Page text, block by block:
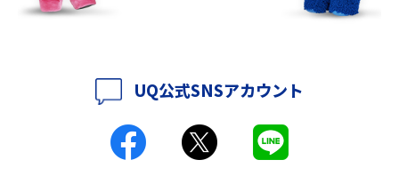
ポケット型Wi-Fiとは？通信の仕組みやメリット・デメリットを解説
工事不要！置くだけWi-Fiの特徴は？メリット・デメリットや選び方を解説
UQ公式SNSアカウント